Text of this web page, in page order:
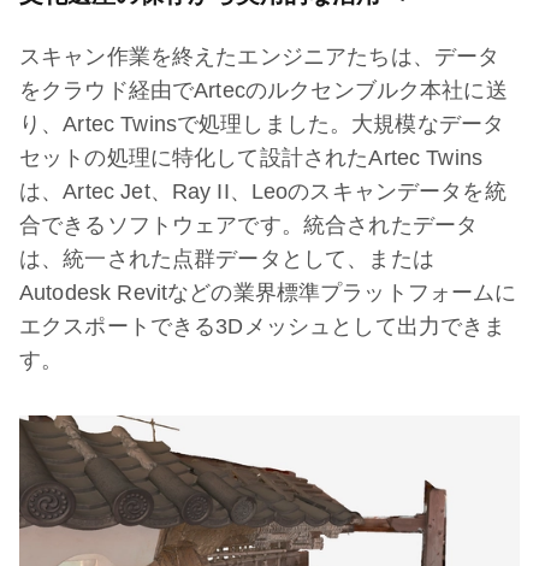
スキャン作業を終えたエンジニアたちは、データ
をクラウド経由でArtecのルクセンブルク本社に送
り、Artec Twinsで処理しました。大規模なデータ
セットの処理に特化して設計されたArtec Twins
は、Artec Jet、Ray II、Leoのスキャンデータを統
合できるソフトウェアです。統合されたデータ
は、統一された点群データとして、または
Autodesk Revitなどの業界標準プラットフォームに
エクスポートできる3Dメッシュとして出力できま
す。